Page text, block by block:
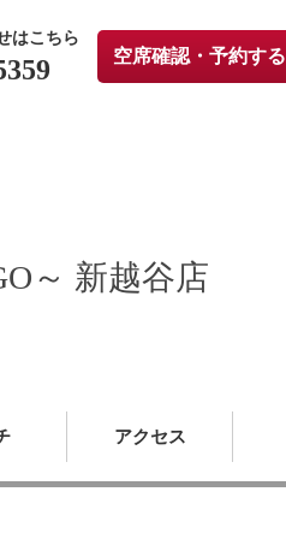
はこちら
空席確認・予約する
～ 新越谷店
アクセス